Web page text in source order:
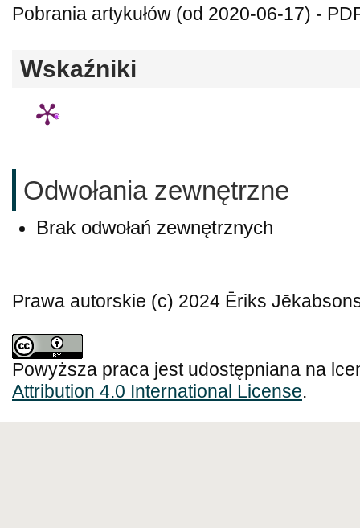
Pobrania artykułów (od 2020-06-17) -
Wskaźniki
Odwołania zewnętrzne
Brak odwołań zewnętrznych
Prawa autorskie (c) 2024 Ēriks
Powyższa praca jest udostępniana na
Attribution 4.0 International License.